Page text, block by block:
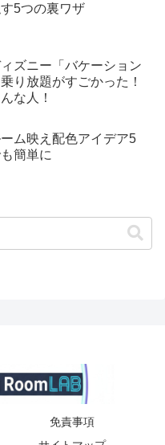
5つの裏ワザ
ィズニー「バケーション
り放題がすごかった！
な人！
ム映え配色アイデア5
簡単に
免責事項